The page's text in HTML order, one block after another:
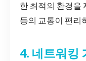
한 최적의 환경을
등의 교통이 편리
4. 네트워킹